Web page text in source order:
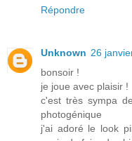
Répondre
Unknown 26
bonsoir !
je joue avec plaisir !
c'est très sympa
photogénique
j'ai adoré le look